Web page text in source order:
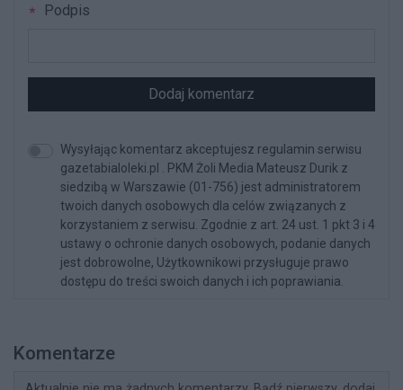
Podpis
Dodaj komentarz
Wysyłając komentarz akceptujesz regulamin serwisu
gazetabialoleki.pl . PKM Żoli Media Mateusz Durik z
siedzibą w Warszawie (01-756) jest administratorem
twoich danych osobowych dla celów związanych z
korzystaniem z serwisu. Zgodnie z art. 24 ust. 1 pkt 3 i 4
ustawy o ochronie danych osobowych, podanie danych
jest dobrowolne, Użytkownikowi przysługuje prawo
dostępu do treści swoich danych i ich poprawiania.
Komentarze